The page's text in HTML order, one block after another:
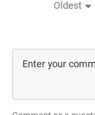
Oldest